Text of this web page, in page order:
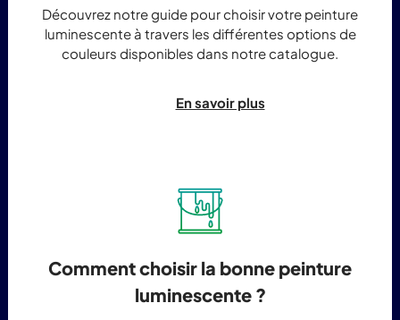
Découvrez notre guide pour choisir votre peinture
luminescente à travers les différentes options de
couleurs disponibles dans notre catalogue.
En savoir plus
Comment choisir la bonne peinture
luminescente ?